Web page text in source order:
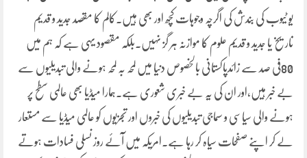
یو ٹیوب کی بندش کی اگرچہ وجوہات کچھ اور بھی ہیں۔کالم کا مقصد جدید و قدیم
تاریخ یا جدید و قدیم علوم کا موازنہ ہر گز نہیں۔بلکہ مقصود یہی ہے کہ ہم میں
80فی صد سے زائدپاکستانی بالخصوص دنیا میں لمحہ بہ لمحہ ہونے والی تبدیلیوں سے
بے خبر ہیں،اور ان کی یہ بے خبری شعوری ہے۔ہمارا میڈیا بھی عالمی سطح پر
ہونے والی سیاسی و سماجی تبدیلیوں کی خبروں اور تجزیوں کو عالمی میڈیا سے مستعار
لے کر اپنے صفحات سیاہ کر رہا ہے۔امریکہ میں آئے روز نسلی فسادات ہوتے